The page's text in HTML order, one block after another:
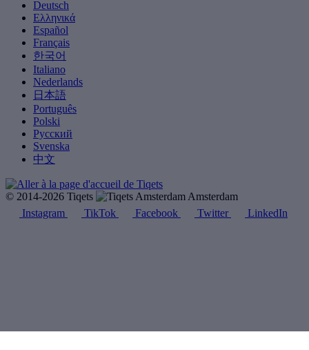
Deutsch
Ελληνικά
Español
Français
한국어
Italiano
Nederlands
日本語
Português
Polski
Русский
Svenska
中文
© 2014-2026 Tiqets
Amsterdam
Instagram
TikTok Facebook Twitter LinkedIn